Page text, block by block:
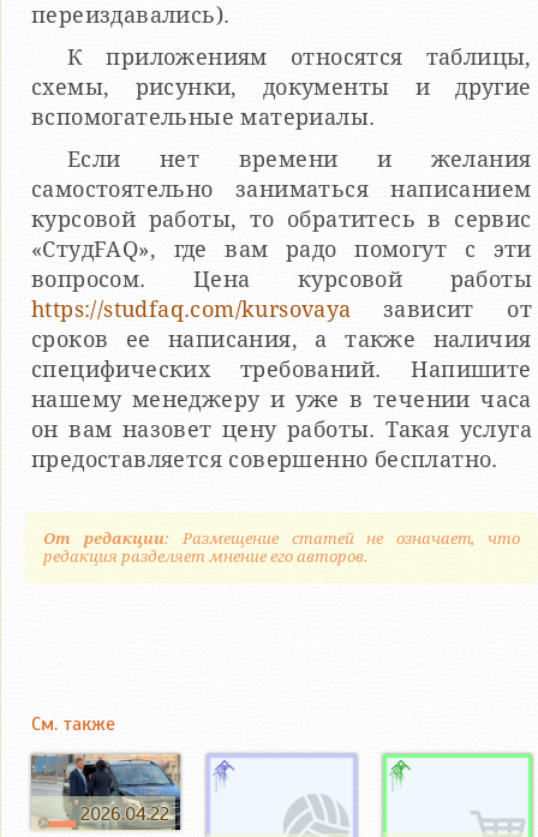
переиздавались).
К приложениям относятся таблицы,
схемы, рисунки, документы и другие
вспомогательные материалы.
Если нет времени и желания
самостоятельно заниматься написанием
курсовой работы, то обратитесь в сервис
«СтудFAQ», где вам радо помогут с эти
вопросом. Цена курсовой работы
https://studfaq.com/kursovaya
сроков ее написания, а также наличия
специфических требований. Напишите
нашему менеджеру и уже в течении часа
он вам назовет цену работы. Такая услуга
предоставляется совершенно бесплатно.
От редакции: Размещение статей не означает, что
редакция разделяет мнение его авторов.
См. также
2026.04.22